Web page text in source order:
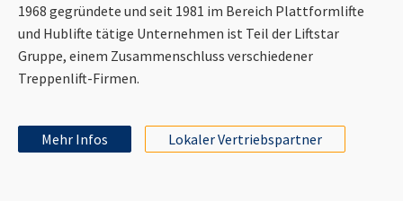
1968 gegründete und seit 1981 im Bereich Plattformlifte
und Hublifte tätige Unternehmen ist Teil der Liftstar
Gruppe, einem Zusammenschluss verschiedener
Treppenlift-Firmen.
Mehr Infos Lokaler Vertriebspartner